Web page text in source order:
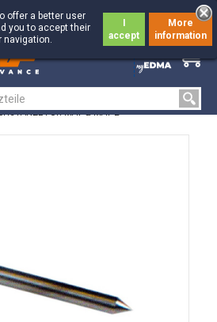
0
0
offer a better user
you to accept their
navigation.
accept
More
information
FÜR MAT & MAT 2